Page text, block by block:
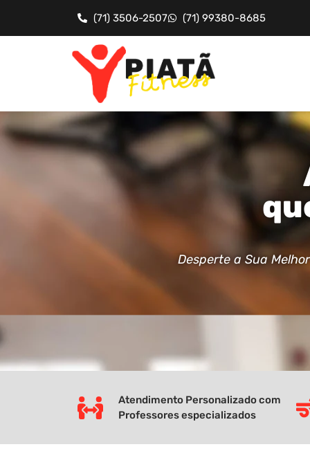
(71) 3506-2507 (71) 99380-8685
Desperte a Sua
Atendimento Personalizado com
Professores especializados